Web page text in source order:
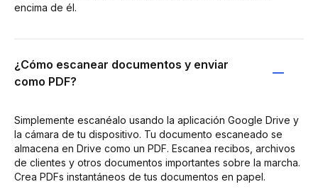
encima de él.
¿Cómo escanear documentos y enviar
como PDF?
Simplemente escanéalo usando la aplicación Google Drive y
la cámara de tu dispositivo. Tu documento escaneado se
almacena en Drive como un PDF. Escanea recibos, archivos
de clientes y otros documentos importantes sobre la marcha.
Crea PDFs instantáneos de tus documentos en papel.